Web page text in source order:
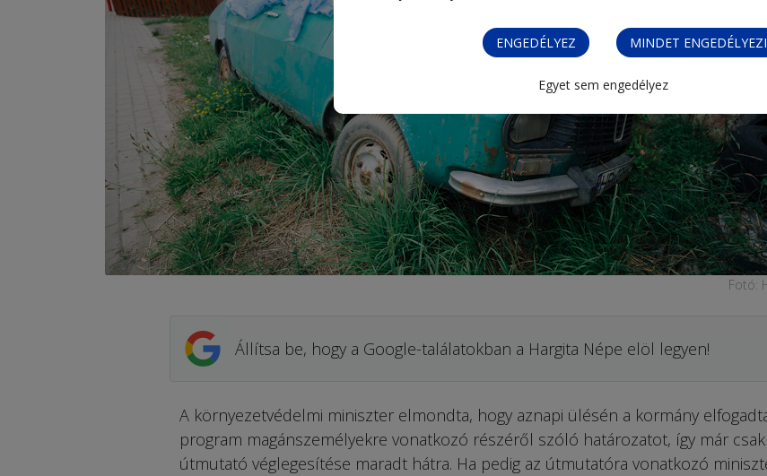
ENGEDÉLYEZ MINDET ENGEDÉLYEZI
Egyet sem engedélyez
Fotó:
Állítsa be, hogy a Google-találatokban a Hargita Népe elöl legyen!
A környezetvédelmi miniszter elmondta, hogy aznapi ülésén a kormány
program magánszemélyekre vonatkozó részéről szóló határozatot, így már csak
útmutató véglegesítése maradt hátra. Ha pedig az útmutatóra vonatkozó